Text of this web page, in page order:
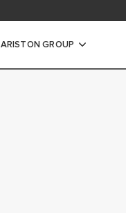
ARISTON GROUP